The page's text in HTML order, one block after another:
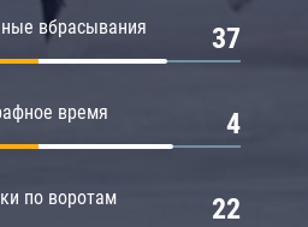
вбрасывания 37
время 4
по воротам 22